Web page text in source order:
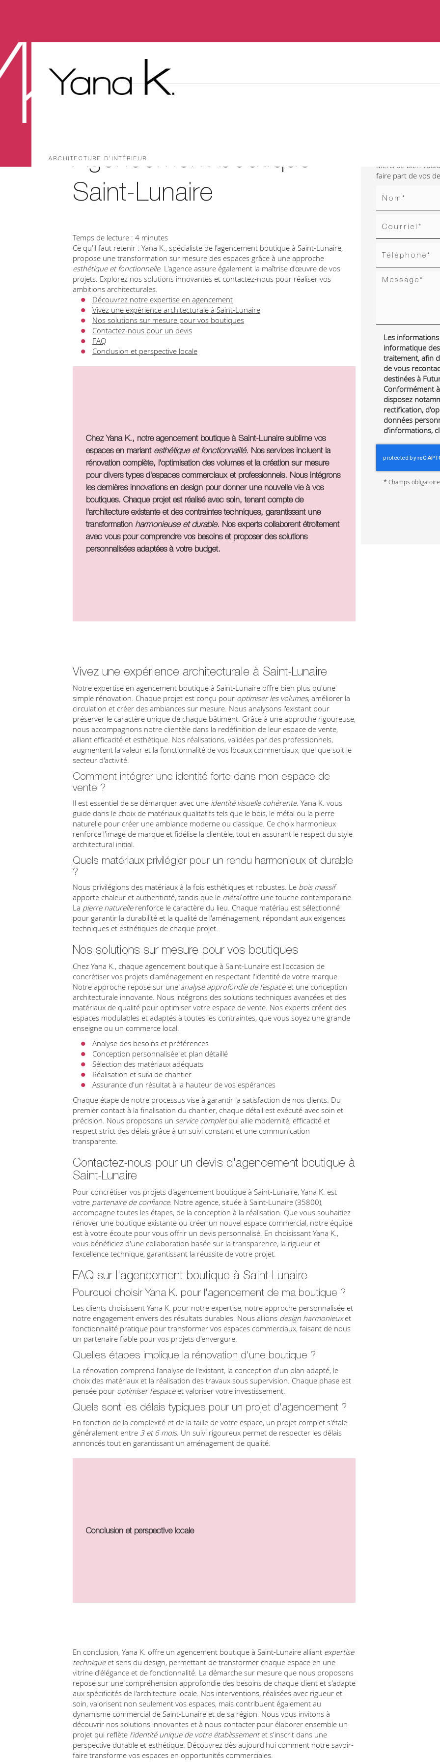
ARCHITECTURE D’INTÉRIEUR
Agencement boutique
Saint-Lunaire
Temps de lecture : 4 minutes
Ce qu'il faut retenir : Yana K., spécialiste de l'agencement boutique à Saint-Lunaire,
propose une transformation sur mesure des espaces grâce à une approche
esthétique et fonctionnelle. L'agence assure également la maîtrise d'œuvre de vos
projets. Explorez nos solutions innovantes et contactez-nous pour réaliser vos
ambitions architecturales.
Découvrez notre expertise en agencement
Vivez une expérience architecturale à Saint-Lunaire
Nos solutions sur mesure pour vos boutiques
Contactez-nous pour un devis
FAQ
Conclusion et perspective locale
Chez Yana K., notre agencement boutique à Saint-Lunaire sublime vos
espaces en mariant esthétique et fonctionnalité. Nos services incluent la
rénovation complète, l'optimisation des volumes et la création sur mesure
pour divers types d'espaces commerciaux et professionnels. Nous intégrons
les dernières innovations en design pour donner une nouvelle vie à vos
boutiques. Chaque projet est réalisé avec soin, tenant compte de
l'architecture existante et des contraintes techniques, garantissant une
transformation harmonieuse et durable. Nos experts collaborent étroitement
avec vous pour comprendre vos besoins et proposer des solutions
personnalisées adaptées à votre budget.
Vivez une expérience architecturale à Saint-Lunaire
Notre expertise en agencement boutique à Saint-Lunaire offre bien plus qu'une
simple rénovation. Chaque projet est conçu pour optimiser les volumes, améliorer la
circulation et créer des ambiances sur mesure. Nous analysons l'existant pour
préserver le caractère unique de chaque bâtiment. Grâce à une approche rigoureuse,
nous accompagnons notre clientèle dans la redéfinition de leur espace de vente,
alliant efficacité et esthétique. Nos réalisations, validées par des professionnels,
augmentent la valeur et la fonctionnalité de vos locaux commerciaux, quel que soit le
secteur d'activité.
Comment intégrer une identité forte dans mon espace de
vente ?
Il est essentiel de se démarquer avec une identité visuelle cohérente. Yana K. vous
guide dans le choix de matériaux qualitatifs tels que le bois, le métal ou la pierre
naturelle pour créer une ambiance moderne ou classique. Ce choix harmonieux
renforce l'image de marque et fidélise la clientèle, tout en assurant le respect du style
architectural initial.
Quels matériaux privilégier pour un rendu harmonieux et durable
?
Nous privilégions des matériaux à la fois esthétiques et robustes. Le bois massif
apporte chaleur et authenticité, tandis que le métaloffre une touche contemporaine.
La pierre naturellerenforce le caractère du lieu. Chaque matériau est sélectionné
pour garantir la durabilité et la qualité de l'aménagement, répondant aux exigences
techniques et esthétiques de chaque projet.
Nos solutions sur mesure pour vos boutiques
Chez Yana K., chaque agencement boutique à Saint-Lunaire est l'occasion de
concrétiser vos projets d'aménagement en respectant l'identité de votre marque.
Notre approche repose sur une analyse approfondie de l'espaceet une conception
architecturale innovante. Nous intégrons des solutions techniques avancées et des
matériaux de qualité pour optimiser votre espace de vente. Nos experts créent des
espaces modulables et adaptés à toutes les contraintes, que vous soyez une grande
enseigne ou un commerce local.
Analyse des besoins et préférences
Conception personnalisée et plan détaillé
Sélection des matériaux adéquats
Réalisation et suivi de chantier
Assurance d'un résultat à la hauteur de vos espérances
Chaque étape de notre processus vise à garantir la satisfaction de nos clients. Du
premier contact à la finalisation du chantier, chaque détail est exécuté avec soin et
précision. Nous proposons un service completqui allie modernité, efficacité et
respect strict des délais grâce à un suivi constant et une communication
transparente.
Contactez-nous pour un devis d'agencement boutique à
Saint-Lunaire
Pour concrétiser vos projets d'agencement boutique à Saint-Lunaire, Yana K. est
votre partenaire de confiance. Notre agence, située à Saint-Lunaire (35800),
accompagne toutes les étapes, de la conception à la réalisation. Que vous souhaitiez
rénover une boutique existante ou créer un nouvel espace commercial, notre équipe
est à votre écoute pour vous offrir un devis personnalisé. En choisissant Yana K.,
vous bénéficiez d'une collaboration basée sur la transparence, la rigueur et
l'excellence technique, garantissant la réussite de votre projet.
FAQ sur l'agencement boutique à Saint-Lunaire
Pourquoi choisir Yana K. pour l'agencement de ma boutique ?
Les clients choisissent Yana K. pour notre expertise, notre approche personnalisée et
notre engagement envers des résultats durables. Nous allions design harmonieuxet
fonctionnalité pratique pour transformer vos espaces commerciaux, faisant de nous
un partenaire fiable pour vos projets d'envergure.
Quelles étapes implique la rénovation d'une boutique ?
La rénovation comprend l'analyse de l'existant, la conception d'un plan adapté, le
choix des matériaux et la réalisation des travaux sous supervision. Chaque phase est
pensée pour optimiser l'espaceet valoriser votre investissement.
Quels sont les délais typiques pour un projet d'agencement ?
En fonction de la complexité et de la taille de votre espace, un projet complet s'étale
généralement entre 3 et 6 mois. Un suivi rigoureux permet de respecter les délais
annoncés tout en garantissant un aménagement de qualité.
Conclusion et perspective locale
En conclusion, Yana K. offre un agencement boutique à Saint-Lunaire alliant expertise
techniqueet sens du design, permettant de transformer chaque espace en une
vitrine d'élégance et de fonctionnalité. La démarche sur mesure que nous proposons
repose sur une compréhension approfondie des besoins de chaque client et s'adapte
aux spécificités de l'architecture locale. Nos interventions, réalisées avec rigueur et
soin, valorisent non seulement vos espaces, mais contribuent également au
dynamisme commercial de Saint-Lunaire et de sa région. Nous vous invitons à
découvrir nos solutions innovantes et à nous contacter pour élaborer ensemble un
projet qui reflète l'identité unique de votre établissementet s'inscrit dans une
perspective durable et esthétique. Découvrez dès aujourd'hui comment notre savoir-
faire transforme vos espaces en opportunités commerciales.
Merci de bien
faire part de vos
Les
informatique
traitement, afin
de vous
destinées à
Conformément
disposez
rectification,
données
d’informations,
*Champs